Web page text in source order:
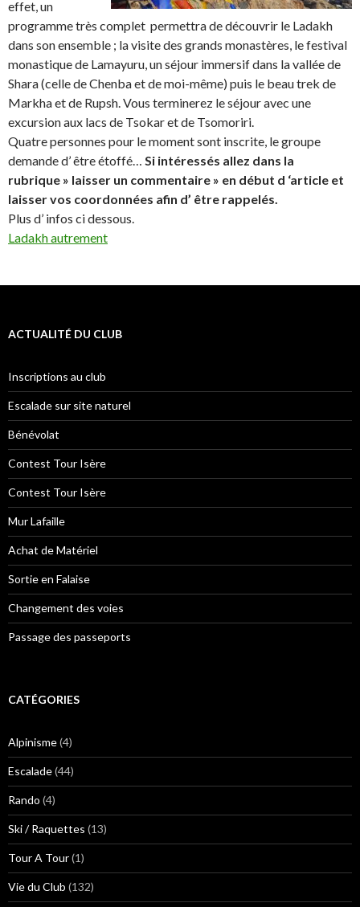
effet, un
programme très complet permettra de découvrir le Ladakh
dans son ensemble ; la visite des grands monastères, le festival
monastique de Lamayuru, un séjour immersif dans la vallée de
Shara (celle de Chenba et de moi-même) puis le beau trek de
Markha et de Rupsh. Vous terminerez le séjour avec une
excursion aux lacs de Tsokar et de Tsomoriri.
Quatre personnes pour le moment sont inscrite, le groupe
demande d’ être étoffé… Si intéressés allez dans la
rubrique » laisser un commentaire » en début d ‘article et
laisser vos coordonnées afin d’ être rappelés.
Plus d’ infos ci dessous.
Ladakh autrement
ACTUALITÉ DU CLUB
Inscriptions au club
Escalade sur site naturel
Bénévolat
Contest Tour Isère
Contest Tour Isère
Mur Lafaille
Achat de Matériel
Sortie en Falaise
Changement des voies
Passage des passeports
CATÉGORIES
Alpinisme(4)
Escalade(44)
Rando (4)
Ski / Raquettes (13)
Tour A Tour(1)
Vie du Club (132)